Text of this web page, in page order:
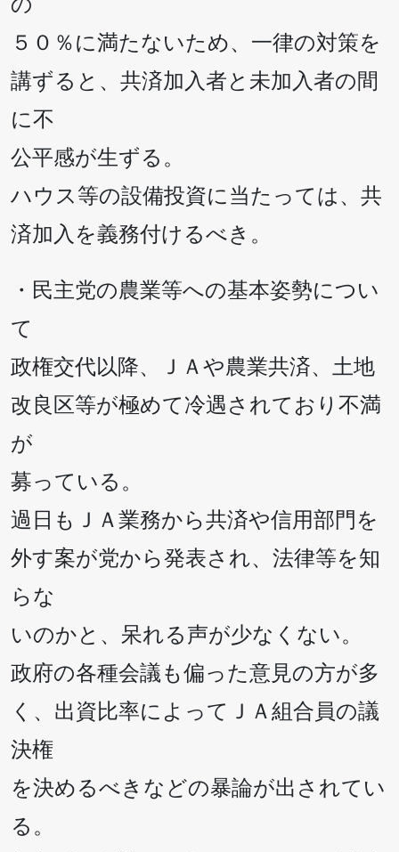
５０％に満たないため、一律の対策を
講ずると、共済加入者と未加入者の間
に不
公平感が生ずる。
ハウス等の設備投資に当たっては、共
済加入を義務付けるべき。
・民主党の農業等への基本姿勢につい
て
政権交代以降、ＪＡや農業共済、土地
改良区等が極めて冷遇されており不満
が
募っている。
過日もＪＡ業務から共済や信用部門を
外す案が党から発表され、法律等を知
らな
いのかと、呆れる声が少なくない。
政府の各種会議も偏った意見の方が多
く、出資比率によってＪＡ組合員の議
決権
を決めるべきなどの暴論が出されてい
る。